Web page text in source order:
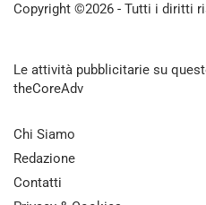
Copyright ©2026 - Tutti i diritti
Le attività pubblicitarie su
theCoreAdv
Chi Siamo
Redazione
Contatti